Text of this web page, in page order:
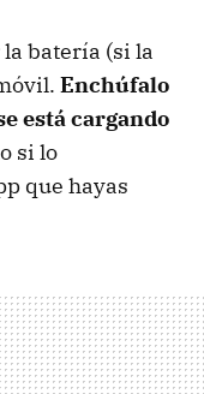
la batería (si la
Enchúfalo
está cargando
si lo
que hayas